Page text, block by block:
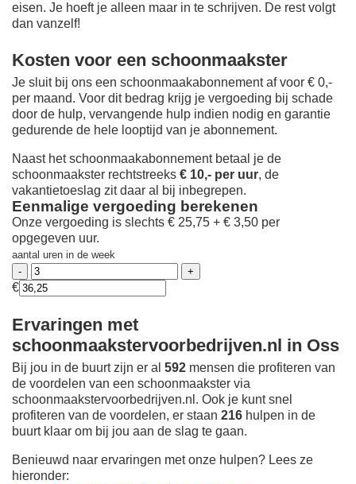
eisen. Je hoeft je alleen maar in te schrijven. De rest volgt
dan vanzelf!
Kosten voor een schoonmaakster
Je sluit bij ons een schoonmaakabonnement af voor € 0,-
per maand. Voor dit bedrag krijg je vergoeding bij schade
door de hulp, vervangende hulp indien nodig en garantie
gedurende de hele looptijd van je abonnement.
Naast het schoonmaakabonnement betaal je de
schoonmaakster rechtstreeks € 10,- per uur, de
vakantietoeslag zit daar al bij inbegrepen.
Eenmalige vergoeding berekenen
Onze vergoeding is slechts € 25,75 + € 3,50 per
opgegeven uur.
aantal uren in de week
€
Ervaringen met
schoonmaakstervoorbedrijven.nl in Oss
Bij jou in de buurt zijn er al 592 mensen die profiteren van
de voordelen van een schoonmaakster via
schoonmaakstervoorbedrijven.nl. Ook je kunt snel
profiteren van de voordelen, er staan 216 hulpen in de
buurt klaar om bij jou aan de slag te gaan.
Benieuwd naar ervaringen met onze hulpen? Lees ze
hieronder: